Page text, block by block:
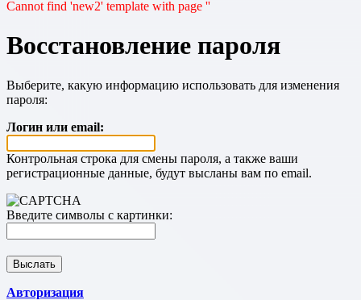
Cannot find 'new2' template with page ''
Восстановление пароля
Выберите, какую информацию использовать для изменения
пароля:
Логин или email:
Контрольная строка для смены пароля, а также ваши
регистрационные данные, будут высланы вам по email.
Введите символы с картинки:
Авторизация